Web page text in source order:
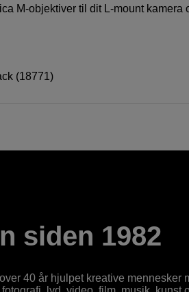
M-objektiver til dit L-mount
(18771)
siden 1982
40 år hjulpet kreative mennesker